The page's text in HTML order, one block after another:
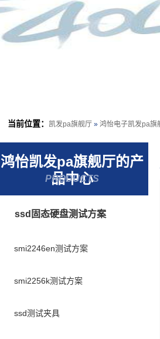
当前位置： 凯发pa旗舰厅 » 鸿怡电子凯发pa旗
鸿怡凯发pa旗舰厅的产
品中心
PRODUCTS
ssd固态硬盘测试方案
smi2246en测试方案
smi2256k测试方案
ssd测试夹具